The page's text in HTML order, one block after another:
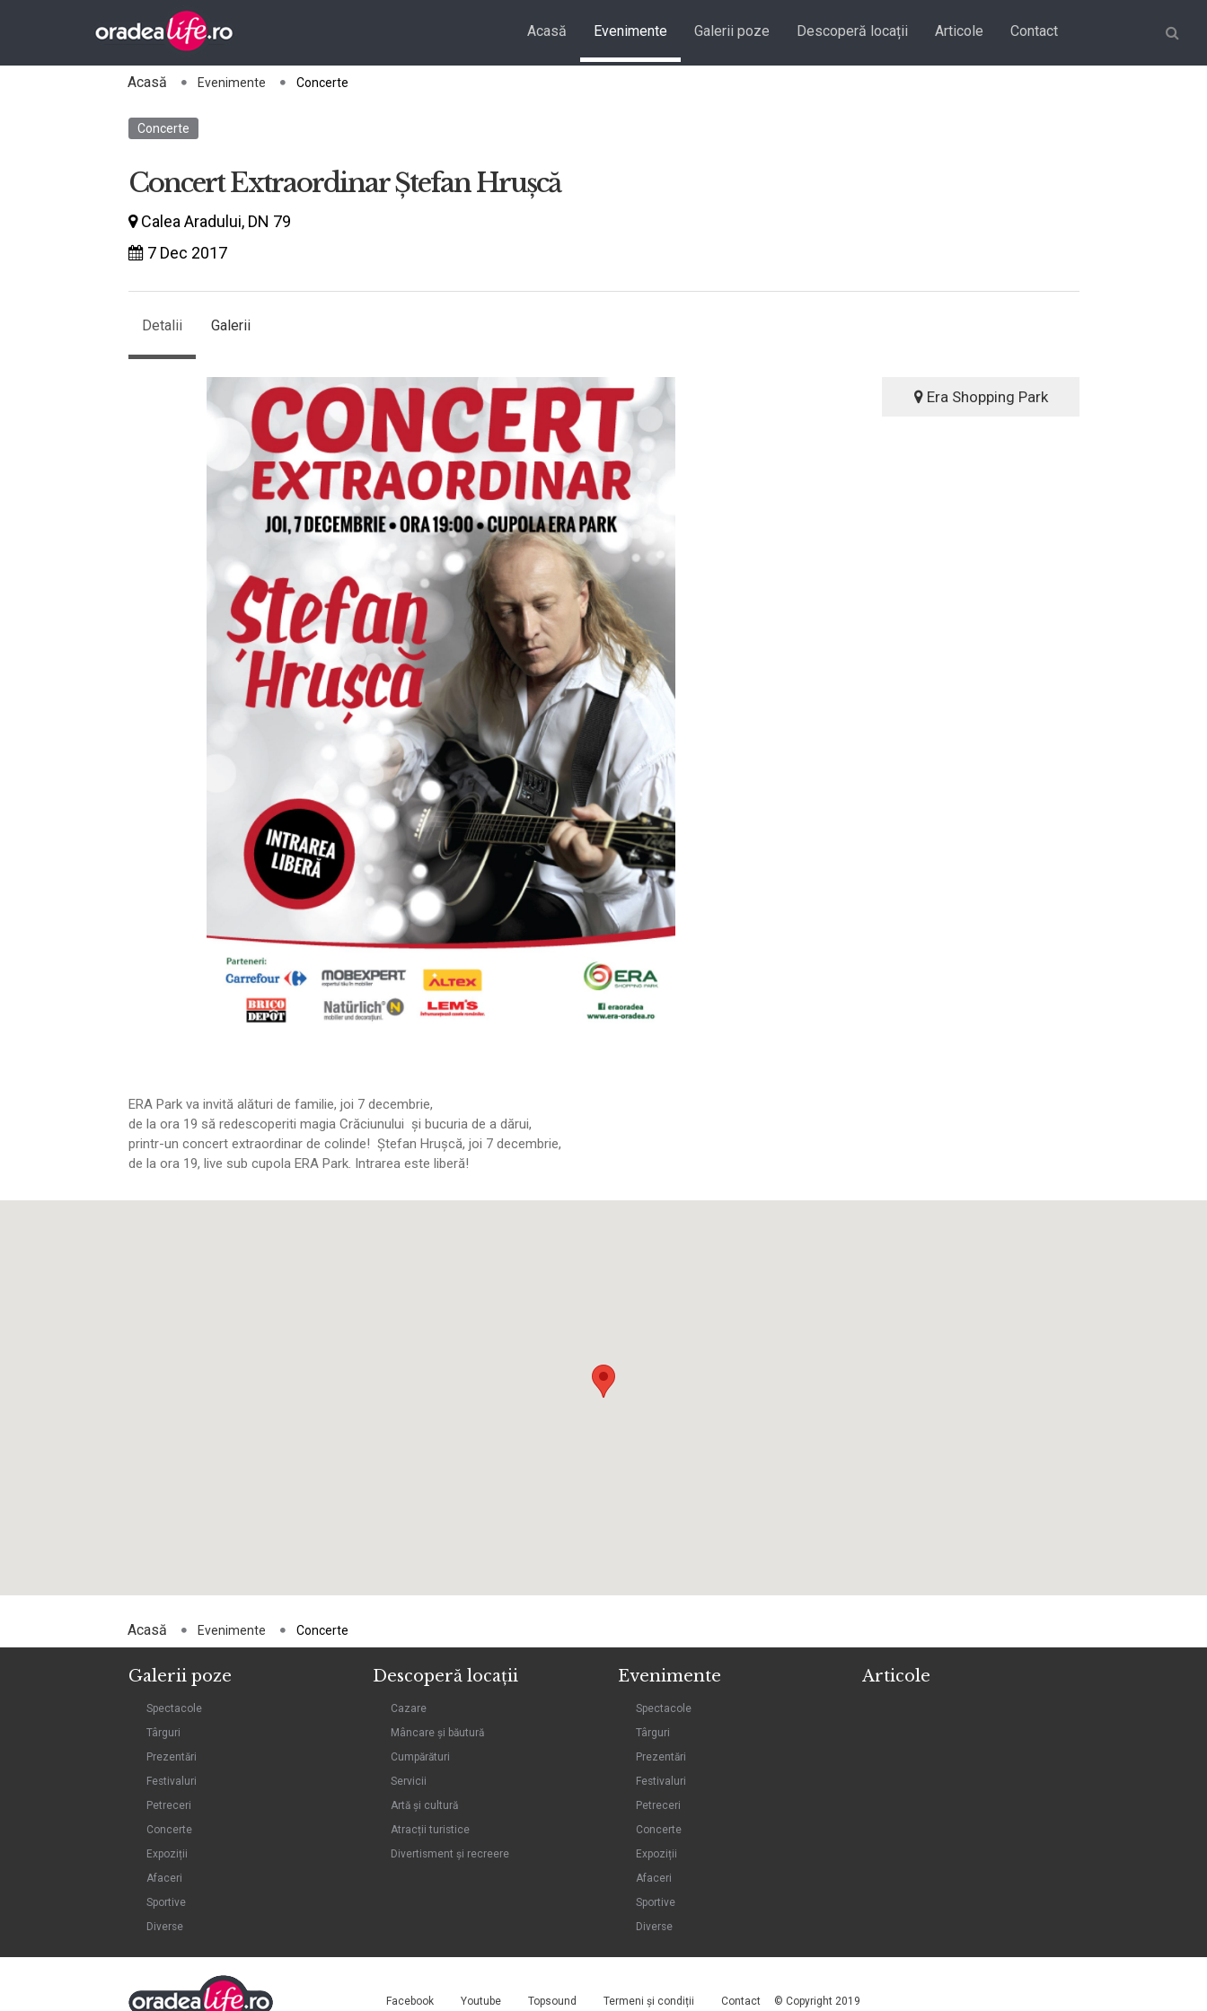
Acasă Evenimente Galerii poze Descoperă locații Articole Contact
Acasă Evenimente Concerte
Concerte
Concert Extraordinar Ștefan Hrușcă
Calea Aradului, DN 79
7 Dec 2017
Detalii Galerii
ERA Park va invită alături de familie, joi 7 decembrie,
de la ora 19 să redescoperiti magia Crăciunului și bucuria de a dărui,
printr-un concert extraordinar de colinde! Ștefan Hrușcă, joi 7 decembrie,
de la ora 19, live sub cupola ERA Park. Intrarea este liberă!
Era Shopping Park
Acasă Evenimente Concerte
Galerii poze
Spectacole
Târguri
Prezentări
Festivaluri
Petreceri
Concerte
Expoziții
Afaceri
Sportive
Diverse
Descoperă locații
Cazare
Mâncare și băutură
Cumpărături
Servicii
Artă și cultură
Atracții turistice
Divertisment și recreere
Evenimente
Spectacole
Târguri
Prezentări
Festivaluri
Petreceri
Concerte
Expoziții
Afaceri
Sportive
Diverse
Articole
Facebook Youtube Topsound Termeni și condiții Contact © Copyright 2019